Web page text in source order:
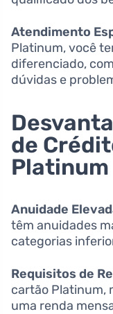
Atendimento
Platinum, você
diferenciado,
dúvidas e
de
Platinum
Anuidade
têm anuidades
categorias
Requisitos de
cartão Platinum,
uma renda